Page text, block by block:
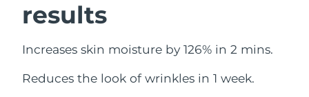
results
Increases skin moisture by 126% in 2 mins.
Reduces the look of wrinkles in 1 week.
Filipinler
Polonya Tahmini teslim tarihi8/10/26
Portekiz Tahmini teslim tarihi